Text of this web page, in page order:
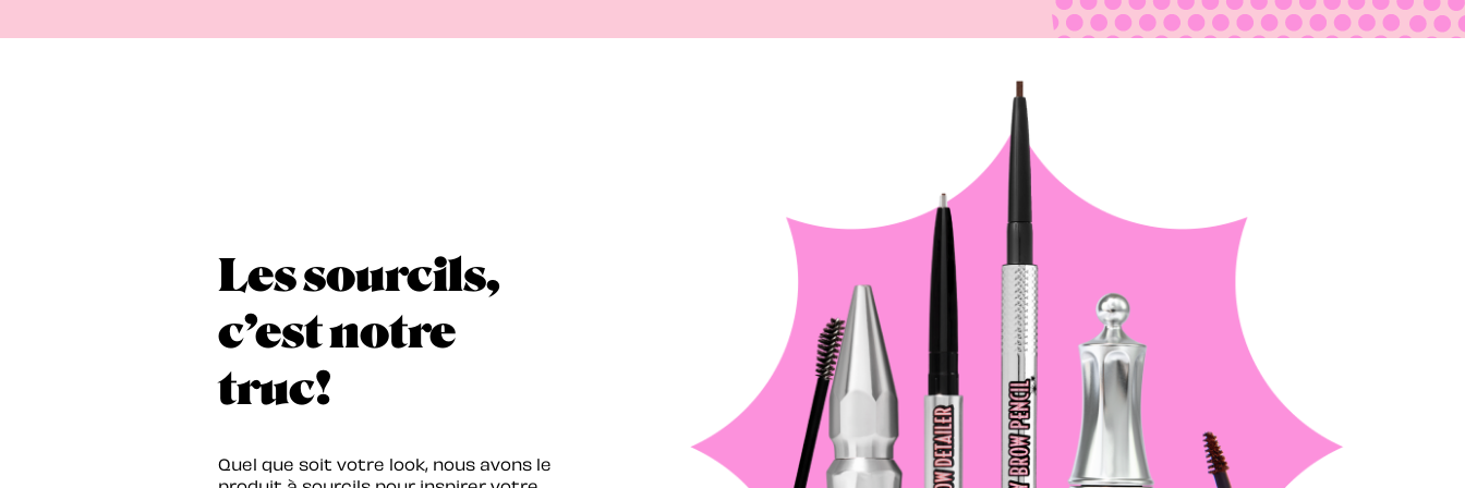
Les sourcils,
c’est notre
truc!
Quel que soit votre look, nous avons le